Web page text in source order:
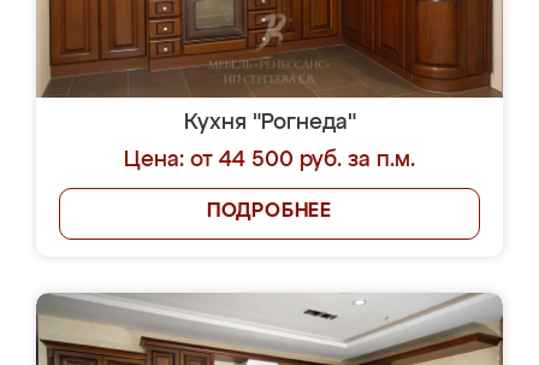
Кухня "Рогнеда"
Цена: от 44 500 руб. за п.м.
ПОДРОБНЕЕ